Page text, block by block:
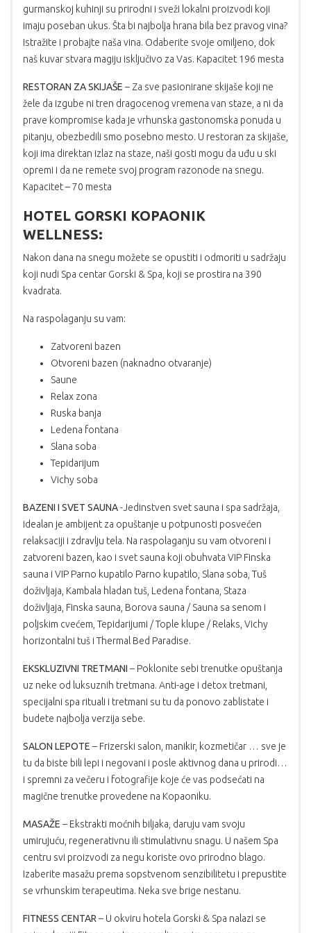
gurmanskoj kuhinji su prirodni i sveži lokalni proizvodi koji
imaju poseban ukus. Šta bi najbolja hrana bila bez pravog vina?
Istražite i probajte naša vina. Odaberite svoje omiljeno, dok
naš kuvar stvara magiju isključivo za Vas. Kapacitet 196 mesta
RESTORAN ZA SKIJAŠE – Za sve pasionirane skijaše koji ne
žele da izgube ni tren dragocenog vremena van staze, a ni da
prave kompromise kada je vrhunska gastonomska ponuda u
pitanju, obezbedili smo posebno mesto. U restoran za skijaše,
koji ima direktan izlaz na staze, naši gosti mogu da uđu u ski
opremi i da ne remete svoj program razonode na snegu.
Kapacitet – 70 mesta
HOTEL GORSKI KOPAONIK
WELLNESS:
Nakon dana na snegu možete se opustiti i odmoriti u sadržaju
koji nudi Spa centar Gorski & Spa, koji se prostira na 390
kvadrata.
Na raspolaganju su vam:
Zatvoreni bazen
Otvoreni bazen (naknadno otvaranje)
Saune
Relax zona
Ruska banja
Ledena fontana
Slana soba
Tepidarijum
Vichy soba
BAZENI I SVET SAUNA-Jedinstven svet sauna i spa sadržaja,
idealan je ambijent za opuštanje u potpunosti posvećen
relaksaciji i zdravlju tela. Na raspolaganju su vam otvoreni i
zatvoreni bazen, kao i svet sauna koji obuhvata VIP Finska
sauna i VIP Parno kupatilo Parno kupatilo, Slana soba, Tuš
doživljaja, Kambala hladan tuš, Ledena fontana, Staza
doživljaja, Finska sauna, Borova sauna / Sauna sa senom i
poljskim cvećem, Tepidarijumi / Tople klupe / Relaks, Vichy
horizontalni tuš i Thermal Bed Paradise.
EKSKLUZIVNI TRETMANI – Poklonite sebi trenutke opuštanja
uz neke od luksuznih tretmana. Anti-age i detox tretmani,
specijalni spa rituali i tretmani su tu da ponovo zablistate i
budete najbolja verzija sebe.
SALON LEPOTE – Frizerski salon, manikir, kozmetičar … sve je
tu da biste bili lepi i negovani i posle aktivnog dana u prirodi…
i spremni za večeru i fotografije koje će vas podsećati na
magične trenutke provedene na Kopaoniku.
MASAŽE – Ekstrakti moćnih biljaka, daruju vam svoju
umirujuću, regenerativnu ili stimulativnu snagu. U našem Spa
centru svi proizvodi za negu koriste ovo prirodno blago.
Izaberite masažu prema sopstvenom senzibilitetu i prepustite
se vrhunskim terapeutima. Neka sve brige nestanu.
FITNESS CENTAR – U okviru hotela Gorski & Spa nalazi se